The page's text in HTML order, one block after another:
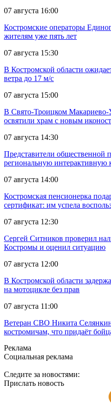
07 августа 16:00
Костромские операторы
жителям уже пять лет
07 августа 15:30
В Костромской области
ветра до 17 м/с
07 августа 15:00
В Свято-Троицком
освятили храм с новым
07 августа 14:30
Представители общественной
региональную интерактивную
07 августа 14:00
Костромская пенсионерка
сертификат: им успела
07 августа 12:30
Сергей Ситников проверил
Костромы и оценил ситуацию
07 августа 12:00
В Костромской области
на мотоцикле без прав
07 августа 11:00
Ветеран СВО Никита
костромичам, что придаёт
Реклама
Социальная реклама
Следите за новостями:
Прислать новость